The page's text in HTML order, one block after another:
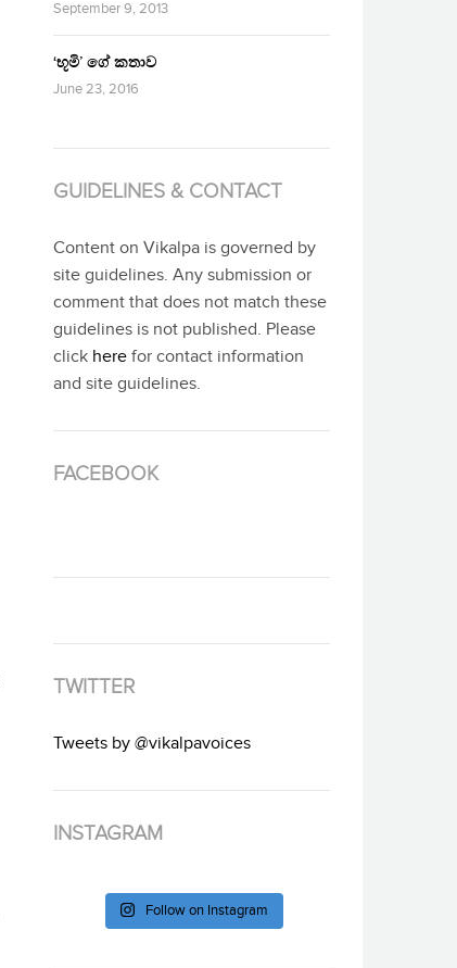
September 9, 2013
‘භූමි’ ගේ කතාව
June 23, 2016
GUIDELINES & CONTACT
Content on Vikalpa is governed by
site guidelines. Any submission or
comment that does not match these
guidelines is not published. Please
click here for contact information
and site guidelines.
FACEBOOK
TWITTER
Tweets by @vikalpavoices
INSTAGRAM
Follow on Instagram